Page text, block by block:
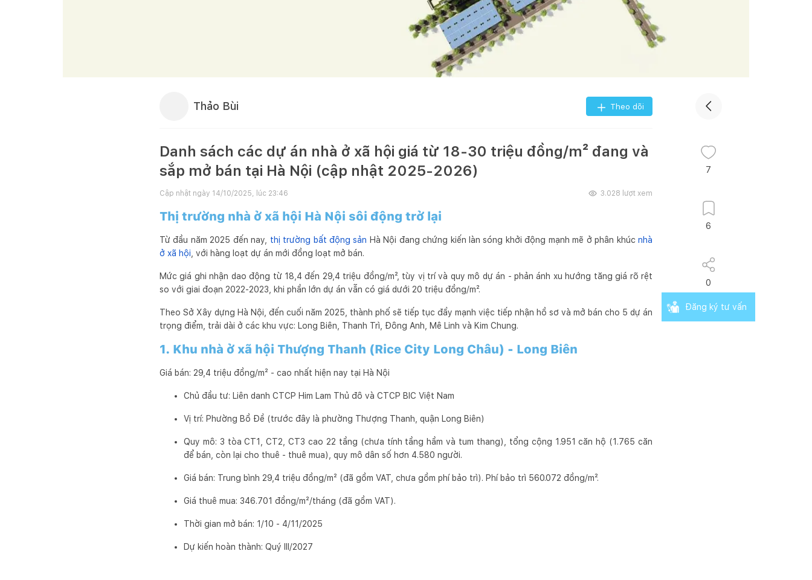
Thảo Bùi Theo dõi
Danh sách các dự án nhà ở xã hội giá từ 18-30 triệu đồng/m² đang và
sắp mở bán tại Hà Nội (cập nhật 2025-2026)
Cập nhật ngày 14/10/2025, lúc 23:46 3.028 lượt xem
Thị trường nhà ở xã hội Hà Nội sôi động trở lại
Từ đầu năm 2025 đến nay, thị trường bất động sản Hà Nội đang chứng kiến làn sóng khởi động mạnh mẽ ở phân khúcnhà
ở xã hội , với hàng loạt dự án mới đồng loạt mở bán.
Mức giá ghi nhận dao động từ 18,4 đến 29,4 triệu đồng/m², tùy vị trí và quy mô dự án - phản ánh xu hướng tăng giá rõ rệt
so với giai đoạn 2022-2023, khi phần lớn dự án vẫn có giá dưới 20 triệu đồng/m².
Theo Sở Xây dựng Hà Nội, đến cuối năm 2025, thành phố sẽ tiếp tục đẩy mạnh việc tiếp nhận hồ sơ và mở bán cho 5 dự án
trọng điểm, trải dài ở các khu vực: Long Biên, Thanh Trì, Đông Anh, Mê Linh và Kim Chung.
1. Khu nhà ở xã hội Thượng Thanh (Rice City Long Châu) - Long Biên
Giá bán: 29,4 triệu đồng/m² - cao nhất hiện nay tại Hà Nội
Chủ đầu tư: Liên danh CTCP Him Lam Thủ đô và CTCP BIC Việt Nam
Vị trí: Phường Bồ Đề (trước đây là phường Thượng Thanh, quận Long Biên)
Quy mô: 3 tòa CT1, CT2, CT3 cao 22 tầng (chưa tính tầng hầm và tum thang), tổng cộng 1.951 căn hộ (1.765 căn
để bán, còn lại cho thuê - thuê mua), quy mô dân số hơn 4.580 người.
Giá bán: Trung bình 29,4 triệu đồng/m² (đã gồm VAT, chưa gồm phí bảo trì). Phí bảo trì 560.072 đồng/m².
Giá thuê mua: 346.701 đồng/m²/tháng (đã gồm VAT).
Thời gian mở bán: 1/10 - 4/11/2025
Dự kiến hoàn thành: Quý III/2027
7
6
0
Đăng ký tư vấn